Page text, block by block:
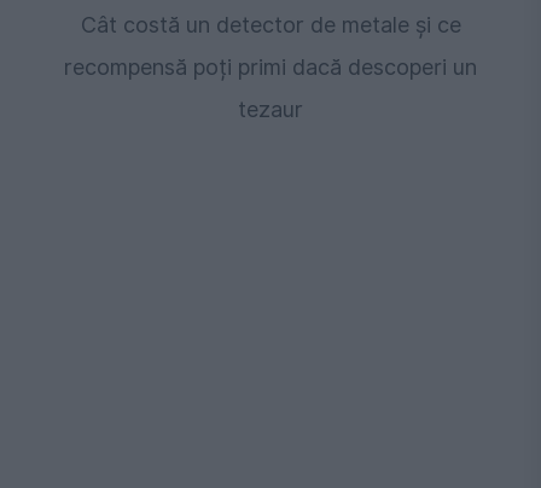
Cât costă un detector de metale și ce
recompensă poți primi dacă descoperi un
tezaur